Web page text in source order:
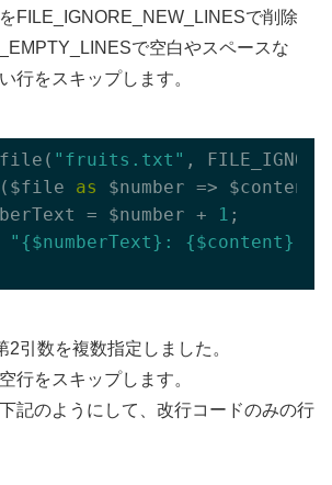
FILE_IGNORE_NEW_LINESで削除
で空白やスペースな
行をスキップします。
"fruits.txt"
as
$number =>
= $number +
1 ;
"{$numberText}: {$content}"
2引数を複数指定しました。
行をスキップします。
記のようにして、改行コードのみの行